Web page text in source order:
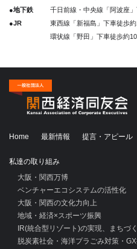
●地下鉄
千日前線・中央線「阿波座
●JR
東西線「新福島」下車徒歩
環状線「野田」下車徒歩約
Home 最新情報 提言・アピール
私達の取り組み
大阪・関西万博
ベンチャーエコシステムの活性化
大阪・関西の文化力向上
地域・経済×スポーツ振興
IR(統合型リゾート)の実現、まちづ
脱炭素社会・海洋プラごみ対策・